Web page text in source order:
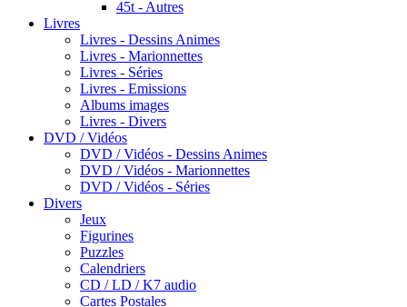
45t - Autres
Livres
Livres - Dessins Animes
Livres - Marionnettes
Livres - Séries
Livres - Emissions
Albums images
Livres - Divers
DVD / Vidéos
DVD / Vidéos - Dessins Animes
DVD / Vidéos - Marionnettes
DVD / Vidéos - Séries
Divers
Jeux
Figurines
Puzzles
Calendriers
CD / LD / K7 audio
Cartes Postales